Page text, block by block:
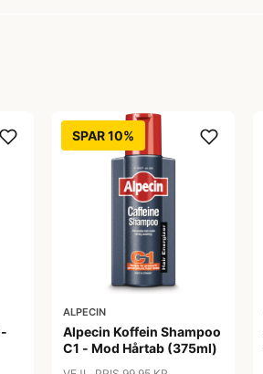
SPAR 10%
ALPECIN
Alpecin Koffein Shampoo
C1 - Mod Hårtab (375ml)